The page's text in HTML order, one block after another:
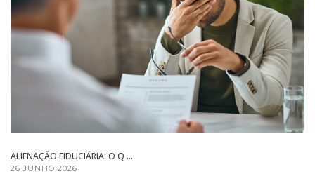
ALIENAÇÃO FIDUCIÁRIA: O Q ...
26 JUNHO 2026